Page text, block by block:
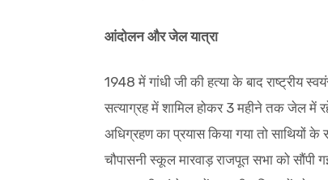
आंदोलन और जेल यात्रा
1948 में गांधी जी की हत्या के बाद राष्ट्रीय
सत्याग्रह में शामिल होकर 3 महीने तक जेल में
अधिग्रहण का प्रयास किया गया तो
चौपासनी स्कूल मारवाड़ राजपूत सभा को